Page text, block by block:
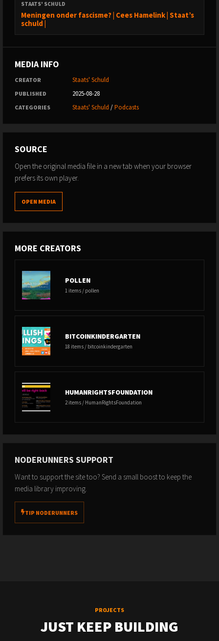
STAATS' SCHULD
Meningen onder fascisme? | Cees Hamelink | Staat’s
schuld |
MEDIA INFO
CREATOR Staats' Schuld
PUBLISHED 2025-08-28
CATEGORIES Staats' Schuld /Podcasts
SOURCE
Open the original media file in a new tab when your browser
prefers its own player.
OPEN MEDIA
MORE CREATORS
POLLEN
1 items / pollen
BITCOINKINDERGARTEN
18 items / bitcoinkindergarten
HUMANRIGHTSFOUNDATION
2 items / HumanRightsFoundation
NODERUNNERS SUPPORT
Want to support the site too? Send a small boost to keep the
media library improving.
TIP NODERUNNERS
PROJECTS
JUST KEEP BUILDING